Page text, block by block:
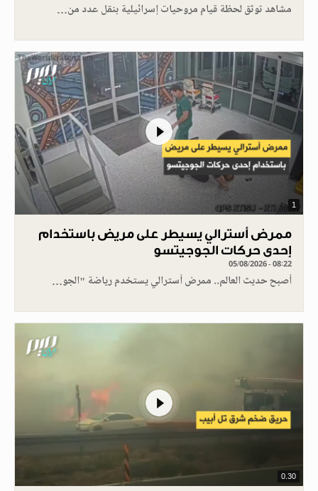
مشاهد توثق لحظة قيام مروحيات إسرائيلية بنقل عدد من…
1
ممرض أسترالي يسيطر على مريض باستخدام
إحدى حركات الجوجيتسو
05/08/2026 - 08:22
أصبح حديث العالم.. ممرض أسترالي يستخدم رياضة "الجو…
0.30